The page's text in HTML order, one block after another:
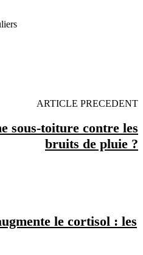
ARTICLE PRECEDENT
sous-toiture contre les
bruits de pluie ?
le cortisol : les